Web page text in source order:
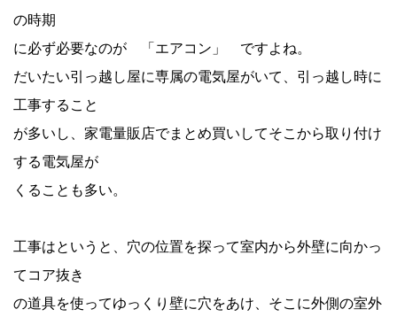
の時期
に必ず必要なのが 「エアコン」 ですよね。
だいたい引っ越し屋に専属の電気屋がいて、引っ越し時に
工事すること
が多いし、家電量販店でまとめ買いしてそこから取り付け
する電気屋が
くることも多い。
工事はというと、穴の位置を探って室内から外壁に向かっ
てコア抜き
の道具を使ってゆっくり壁に穴をあけ、そこに外側の室外